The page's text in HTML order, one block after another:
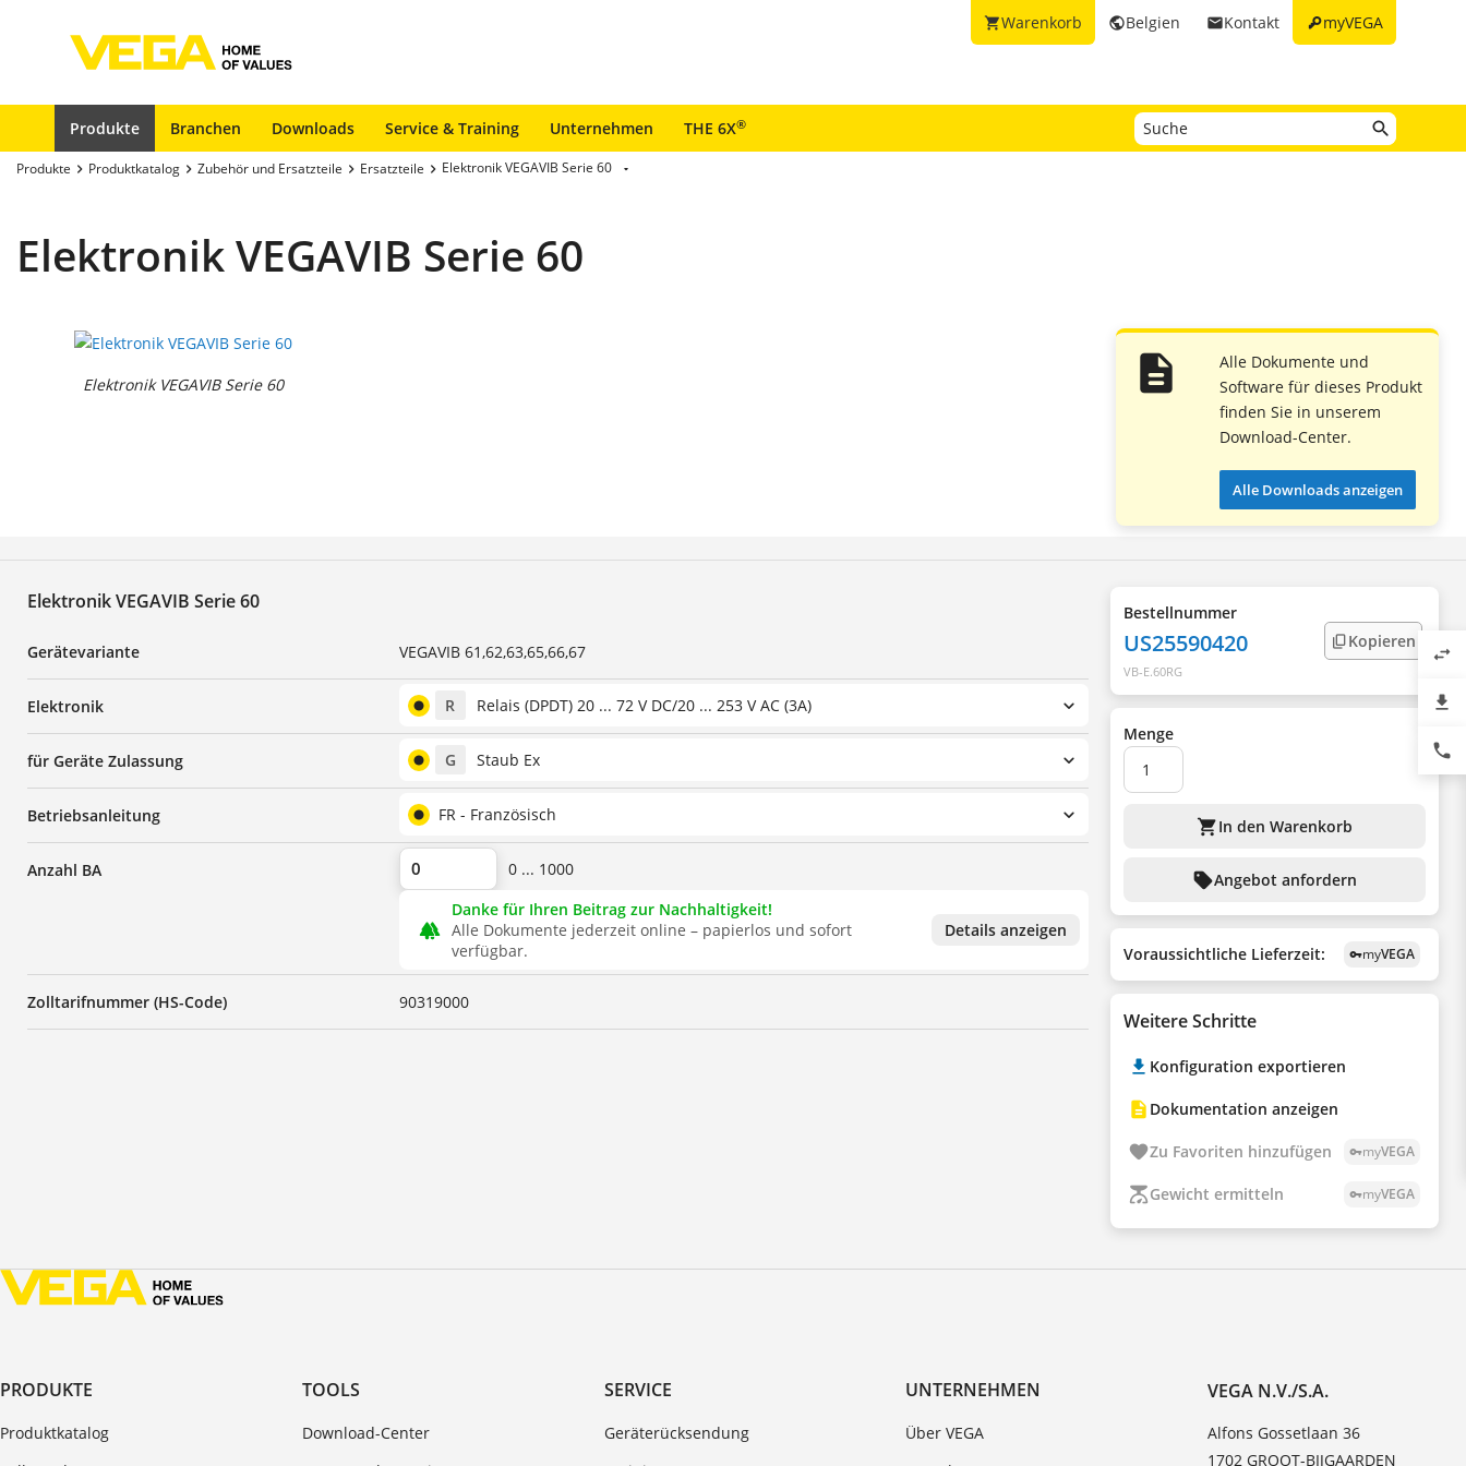
keymyVEGA
emailKontakt
publicBelgien
shopping_cartWarenkorb
Produkte Branchen Downloads Service & Training Unternehmen THE 6X®
Produkte Produktkatalog Zubehör und Ersatzteile Ersatzteile Elektronik VEGAVIB Serie 60
Elektronik VEGAVIB Serie 60
Elektronik VEGAVIB Serie 60
Alle Dokumente und
Software für dieses Produkt
finden Sie in unserem
Download-Center.
Alle Downloads anzeigen
Elektronik VEGAVIB Serie 60
Gerätevariante VEGAVIB 61,62,63,65,66,67
Elektronik R Relais (DPDT) 20 ... 72 V DC/20 ... 253 V AC (3A)
für Geräte Zulassung G Staub Ex
Betriebsanleitung FR - Französisch
Anzahl BA 0 ... 1000
forest
Danke für Ihren Beitrag zur Nachhaltigkeit!
Alle Dokumente jederzeit online – papierlos und sofort
verfügbar.
Details anzeigen
Zolltarifnummer (HS-Code) 90319000
Bestellnummer
US25590420
VB-E.60RG
Kopieren
Menge
shopping_cartIn den Warenkorb
sellAngebot anfordern
Voraussichtliche Lieferzeit: vpn_keymyVEGA
Weitere Schritte
Konfiguration exportieren
Dokumentation anzeigen
Zu Favoriten hinzufügen vpn_keymyVEGA
Gewicht ermitteln vpn_keymyVEGA
PRODUKTE
Produktkatalog
TOOLS
Download-Center
SERVICE
Geräterücksendung
UNTERNEHMEN
Über VEGA
VEGA N.V./S.A.
Alfons Gossetlaan 36
1702 GROOT-BIJGAARDEN
swap_horiz
file_download
phone